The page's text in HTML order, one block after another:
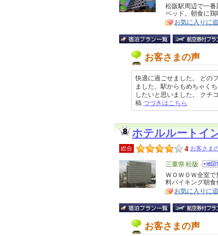
リ
ア
特
徴
松阪駅周辺で一
ベッド。朝食に
お気に入りに
お客さまの声
快適に過ごせました。 どの
ました。駅からもめちゃく
したいと思いました。 ク
稿 つづきはこちら
ホテルルートイ
総合 4 お客さま
エ
リ
ア
三重県 松阪
特
徴
ＷＯＷＯＷ全室
料バイキング朝
お気に入りに
お客さまの声